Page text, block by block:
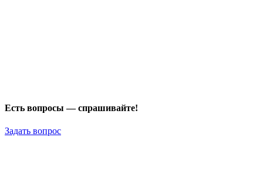
Есть вопросы — спрашивайте!
Задать вопрос